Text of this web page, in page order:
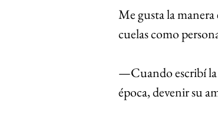
Me gusta la
cuelas como
—Cuando escribí la
época, devenir su